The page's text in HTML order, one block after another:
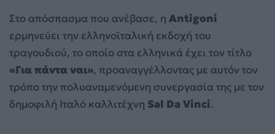
Στο απόσπασμα που ανέβασε, η Antigoni
ερμηνεύει την ελληνοϊταλική εκδοχή του
τραγουδιού, το οποίο στα ελληνικά έχει τον τίτλο
«Για πάντα ναι», προαναγγέλλοντας με αυτόν τον
τρόπο την πολυαναμενόμενη συνεργασία της με τον
δημοφιλή Ιταλό καλλιτέχνη Sal Da Vinci.